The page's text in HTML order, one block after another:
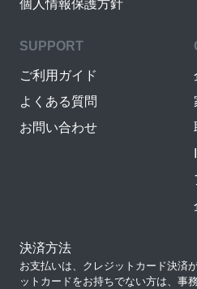
個人情報保護方針
SUPPORT
ご利用ガイド
よくある質問
お問い合わせ
決済方法
お支払いは、クレジットカード決済
ットカードをお持ちでない方は、事